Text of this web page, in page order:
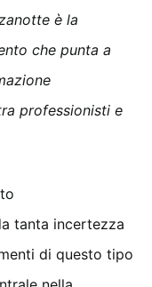
è la
che punta a
professionisti e
tanta incertezza
di questo tipo